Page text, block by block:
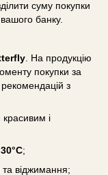
суму покупки
банку.
. На продукцію
покупки за
з
і
30°C;
віджимання;